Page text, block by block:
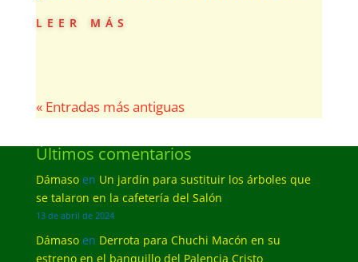
leer más
« Entradas más antiguas
Últimos comentarios
Dámasoen Un jardín para sustituir los árboles que
se talaron en la cafetería del Salón
13 de abril de 2024
Dámasoen Derrota para Chuchi Macón en su
estreno en el banquillo del Palencia Cristo